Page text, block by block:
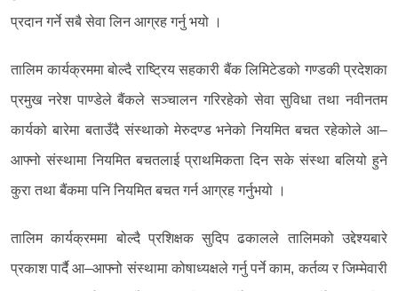
प्रदान गर्ने सबै सेवा लिन आग्रह गर्नु भयो ।
तालिम कार्यक्रममा बोल्दै राष्ट्रिय सहकारी बैंक लिमिटेडको गण्डकी प्रदेशका
प्रमुख नरेश पाण्डेले बैंकले सञ्चालन गरिरहेको सेवा सुविधा तथा नवीनतम
कार्यको बारेमा बताउँदै संस्थाको मेरुदण्ड भनेको नियमित बचत रहेकोले आ–
आफ्नो संस्थामा नियमित बचतलाई प्राथमिकता दिन सके संस्था बलियो हुने
कुरा तथा बैंकमा पनि नियमित बचत गर्न आग्रह गर्नुभयो ।
तालिम कार्यक्रममा बोल्दै प्रशिक्षक सुदिप ढकालले तालिमको उद्देश्यबारे
प्रकाश पार्दै आ–आफ्नो संस्थामा कोषाध्यक्षले गर्नु पर्ने काम, कर्तव्य र जिम्मेवारी